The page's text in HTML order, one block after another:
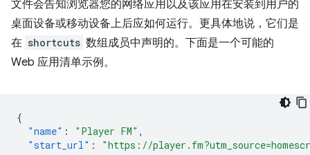
文件会告知浏览器您的网络应用以及该应用在安装到用户的
桌面设备或移动设备上后应如何运行。更具体地说，它们是
在 shortcuts 数组成员中声明的。下面是一个可能的
Web 应用清单示例。
{
"name" : "Player FM" ,
"start_url" :
"https://